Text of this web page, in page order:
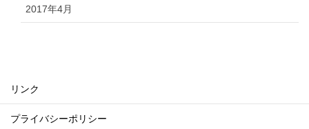
2017年4月
リンク
プライバシーポリシー